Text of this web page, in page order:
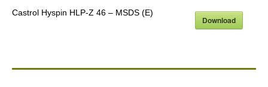
Castrol Hyspin HLP-Z 46 – MSDS (E)
Download